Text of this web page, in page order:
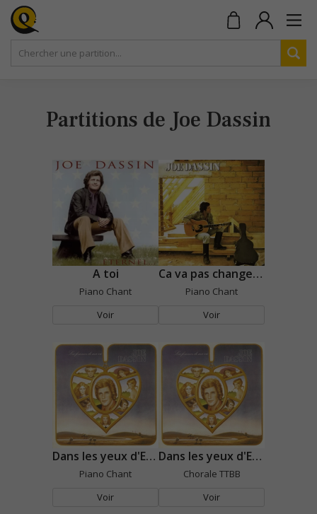
Partitions de Joe Dassin
A toi
Piano Chant
Voir
Ca va pas changer le monde
Piano Chant
Voir
Dans les yeux d'Emilie
Piano Chant
Voir
Dans les yeux d'Emilie
Chorale TTBB
Voir